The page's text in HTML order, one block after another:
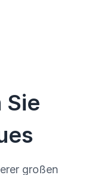
Sie
großen